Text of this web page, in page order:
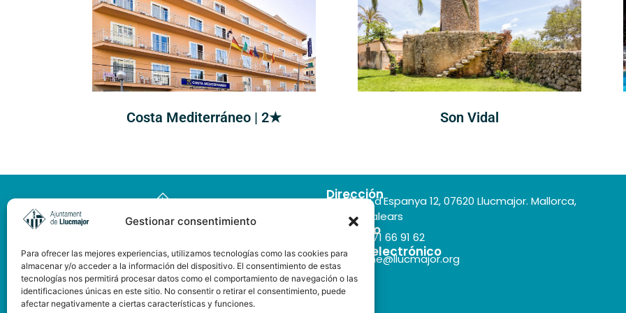
Gestionar consentimiento
Para ofrecer las mejores experiencias, utilizamos tecnologías como las cookies para
almacenar y/o acceder a la información del dispositivo. El consentimiento de estas
tecnologías nos permitirá procesar datos como el comportamiento de navegación o las
identificaciones únicas en este sitio. No consentir o retirar el consentimiento, puede
afectar negativamente a ciertas características y funciones.
Costa Mediterráneo | 2★ Son Vidal
Pàgina web subvencionada
Dirección
Plaça d'Espanya 12, 07620 Llucmajor. Mallorca,
Illes Balears
Teléfono
+34 971 66 91 62
Correo electrónico
turisme@llucmajor.org